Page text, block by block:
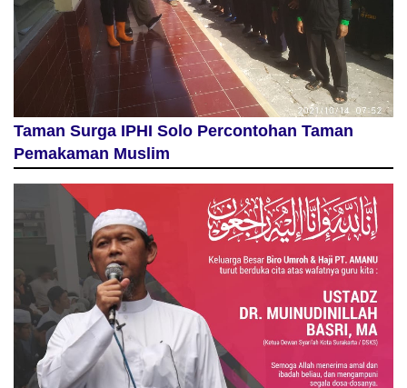
Taman Surga IPHI Solo Percontohan Taman
Pemakaman Muslim